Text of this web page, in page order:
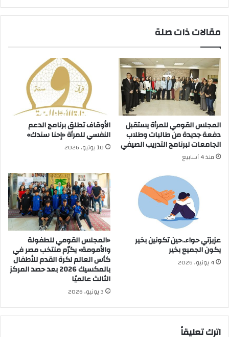
مقالات ذات صلة
المجلس القومي للمرأة يستقبل
دفعة جديدة من طالبات وطلاب
الجامعات لبرنامج التدريب الصيفي
منذ 4 أسابيع
الأوقاف تطلق برنامج الدعم
النفسي للمرأة «إحنا سندك»
10 يونيو، 2026
عزيزتي حواء..حين تكونين بخير
يكون الجميع بخير
4 يونيو، 2026
«المجلس القومي للطفولة
والأمومة» يكرّم منتخب مصر في
كأس العالم لكرة القدم للأطفال
بالمكسيك 2026 بعد حصد المركز
الثالث عالميًا
3 يونيو، 2026
اترك تعليقاً